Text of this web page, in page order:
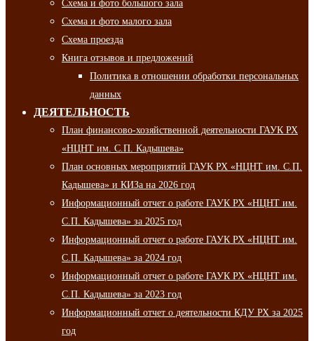
Схема и фото большого зала
Схема и фото малого зала
Схема проезда
Книга отзывов и предложений
Политика в отношении обработки персональных
данных
ДЕЯТЕЛЬНОСТЬ
План финансово-хозяйственной деятельности ГАУК РХ
«НЦНТ им. С.П. Кадышева»
План основных мероприятий ГАУК РХ «НЦНТ им. С.П.
Кадышева» и КИЗа на 2026 год
Информационный отчет о работе ГАУК РХ «НЦНТ им.
С.П. Кадышева» за 2025 год
Информационный отчет о работе ГАУК РХ «НЦНТ им.
С.П. Кадышева» за 2024 год
Информационный отчет о работе ГАУК РХ «НЦНТ им.
С.П. Кадышева» за 2023 год
Информационный отчет о деятельности КДУ РХ за 2025
год